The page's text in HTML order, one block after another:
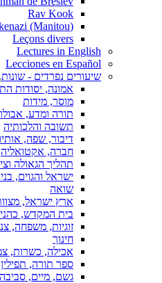
Rav Kook
(Rav Askenazi (Manitou
Leçons divers
Lectures in English
Lecciones en Español
שיעורים נפרדים - שונות
אמונה, יסודות
מוסר, מידות
תורה ומדע,
תשובה והלכותיה
דיבור, שפה,
חברה, אקטואליה
תהליך הגאולה
ישראל והגוים,
שואה
ארץ ישראל,
בית המקדש,
זוגיות, משפחה,
חינוך
אכילה, כשרות,
ספר תורה,
גשם, מיים,